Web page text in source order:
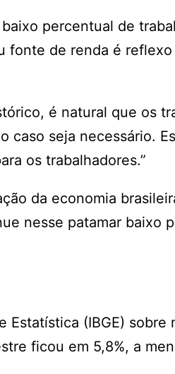
percentual de
fonte de renda é
é natural que os
caso seja necessário.
os trabalhadores.”
da economia
nesse patamar baixo
(IBGE) sobre
ficou em 5,8%, a